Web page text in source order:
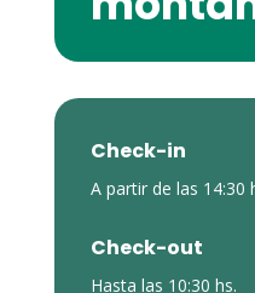
Check-in
A partir de las 14:30
Check-out
Hasta las 10:30 hs.